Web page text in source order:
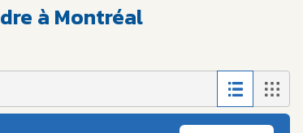
à Montréal